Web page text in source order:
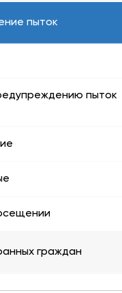
пыток
пыток
граждан